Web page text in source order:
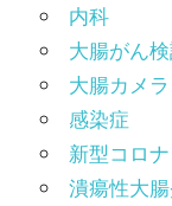
内科
大腸がん
大腸カメラ
感染症
新型コロナ
潰瘍性大